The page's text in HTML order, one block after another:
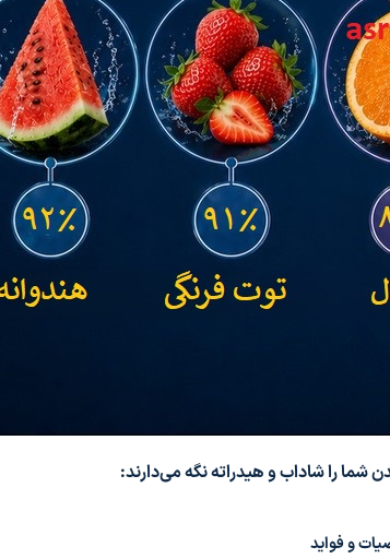
و فواید